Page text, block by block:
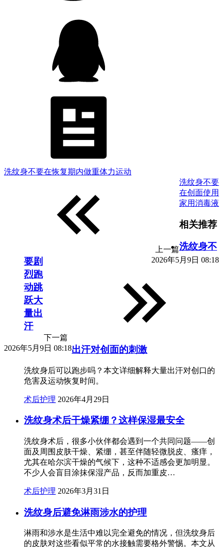
洗纹身不要在恢复期内做重体力运动
上一篇
2026年5月9日 08:18
洗纹身不要
在创面使用
家用消毒液
下一篇
2026年5月9日 08:18
相关推荐
洗纹身不
要剧
烈跑
动跳
跃大
量出
汗
出汗对创面的刺激
洗纹身后可以跑步吗？本文详细解释大量出汗对创口的
危害及运动恢复时间。
术后护理 2026年4月29日
洗纹身术后干燥紧绷？这样保湿最安全
洗纹身术后，很多小伙伴都会遇到一个共同问题——创
面及周围皮肤干燥、紧绷，甚至伴随轻微脱皮、瘙痒，
尤其在哈尔滨干燥的气候下，这种不适感会更加明显。
不少人会盲目涂抹保湿产品，反而加重皮…
术后护理 2026年3月31日
洗纹身后避免淋雨涉水的护理
淋雨和涉水是生活中难以完全避免的情况，但洗纹身后
的皮肤对这些看似平常的水接触需要格外警惕。本文从